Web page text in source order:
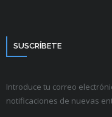
SUSCRÍBETE
Introduce tu correo
notificaciones de nuevas